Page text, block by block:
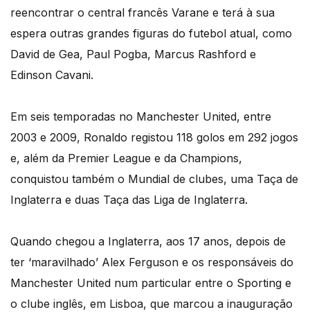
reencontrar o central francês Varane e terá à sua
espera outras grandes figuras do futebol atual, como
David de Gea, Paul Pogba, Marcus Rashford e
Edinson Cavani.
Em seis temporadas no Manchester United, entre
2003 e 2009, Ronaldo registou 118 golos em 292 jogos
e, além da Premier League e da Champions,
conquistou também o Mundial de clubes, uma Taça de
Inglaterra e duas Taça das Liga de Inglaterra.
Quando chegou a Inglaterra, aos 17 anos, depois de
ter ‘maravilhado’ Alex Ferguson e os responsáveis do
Manchester United num particular entre o Sporting e
o clube inglês, em Lisboa, que marcou a inauguração